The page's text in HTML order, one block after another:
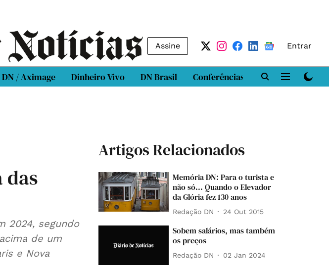
Assine Entrar
/ Aximage Dinheiro Vivo DN Brasil Conferências DN LAB
das
2024, segundo
de um
e Nova
Artigos Relacionados
Memória DN: Para o turista e
não só... Quando o Elevador
da Glória fez 130 anos
Redação DN 24 Out 2015
Sobem salários, mas também
os preços
Redação DN 02 Jan 2024